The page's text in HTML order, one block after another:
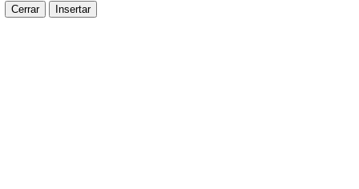
Cerrar Insertar